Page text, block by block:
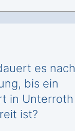
es nach
bis ein
in Unterroth
ist?